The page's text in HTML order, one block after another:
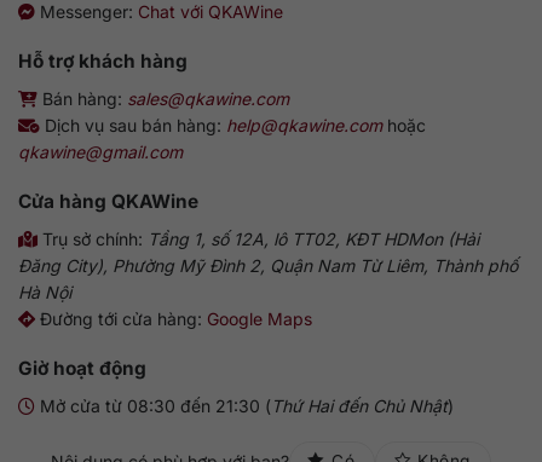
Messenger: Chat với QKAWine
Hỗ trợ khách hàng
Bán hàng: sales@qkawine.com
Dịch vụ sau bán hàng: help@qkawine.comhoặc
qkawine@gmail.com
Cửa hàng QKAWine
Trụ sở chính: Tầng 1, số 12A, lô TT02, KĐT HDMon (Hải
Đăng City), Phường Mỹ Đình 2, Quận Nam Từ Liêm, Thành phố
Hà Nội
Đường tới cửa hàng: Google Maps
Giờ hoạt động
Mở cửa từ 08:30 đến 21:30 ( Thứ Hai đến Chủ Nhật)